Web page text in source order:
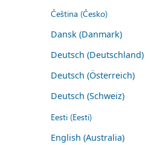
Čeština (Česko)
Dansk (Danmark)
Deutsch (Deutschland)
Deutsch (Österreich)
Deutsch (Schweiz)
Eesti (Eesti)
English (Australia)